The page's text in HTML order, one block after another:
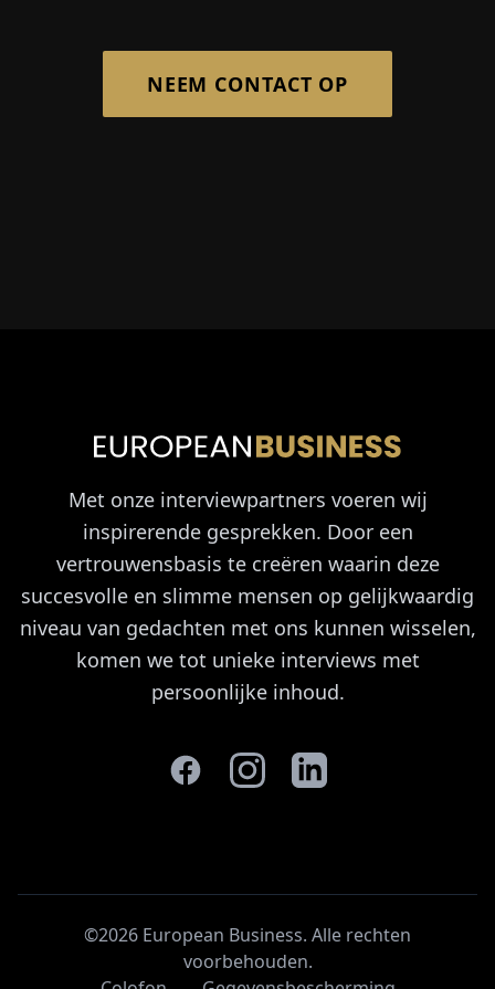
NEEM CONTACT OP
Met onze interviewpartners voeren wij
inspirerende gesprekken. Door een
vertrouwensbasis te creëren waarin deze
succesvolle en slimme mensen op gelijkwaardig
niveau van gedachten met ons kunnen wisselen,
komen we tot unieke interviews met
persoonlijke inhoud.
©2026 European Business. Alle rechten
voorbehouden.